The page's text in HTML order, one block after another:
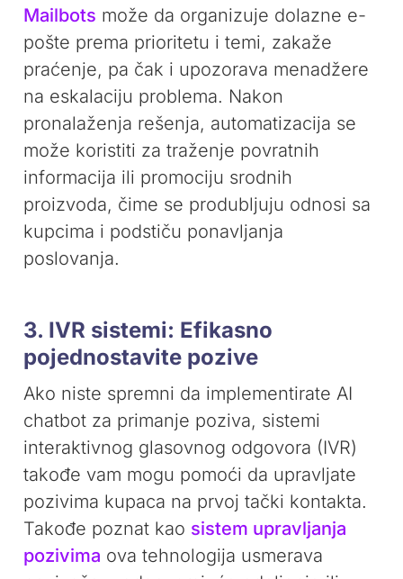
Mailbots može da organizuje dolazne e-
pošte prema prioritetu i temi, zakaže
praćenje, pa čak i upozorava menadžere
na eskalaciju problema. Nakon
pronalaženja rešenja, automatizacija se
može koristiti za traženje povratnih
informacija ili promociju srodnih
proizvoda, čime se produbljuju odnosi sa
kupcima i podstiču ponavljanja
poslovanja.
3. IVR sistemi: Efikasno
pojednostavite pozive
Ako niste spremni da implementirate AI
chatbot za primanje poziva, sistemi
interaktivnog glasovnog odgovora (IVR)
takođe vam mogu pomoći da upravljate
pozivima kupaca na prvoj tački kontakta.
Takođe poznat kao sistem upravljanja
pozivima ova tehnologija usmerava